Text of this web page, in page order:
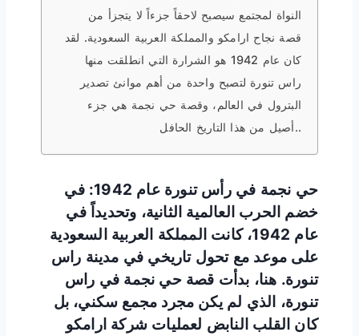
النواة لمجتمع سيصبح لاحقاً جزءاً لا يتجزأ من
قصة نجاح ارامكو والمملكة العربية السعودية. لقد
كان عام 1942 هو الشرارة التي انطلقت منها
راس تنورة لتصبح واحدة من أهم موانئ تصدير
البترول في العالم، وقصة حي نجمة هي جزء
أصيل من هذا التاريخ الحافل..
حي نجمة في رأس تنورة عام 1942: في
خضم الحرب العالمية الثانية، وتحديداً في
عام 1942، كانت المملكة العربية السعودية
على موعد مع تحول تاريخي في مدينة راس
تنورة. هنا، بدأت قصة حي نجمة في راس
تنورة، الذي لم يكن مجرد مجمع سكني، بل
كان القلب النابض لعمليات شركة ارامكو